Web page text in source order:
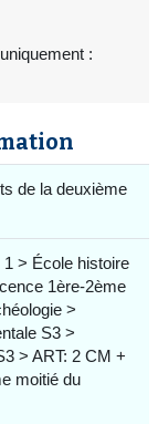
:
de la deuxième
> École histoire
1ère-2ème
>
S3 >
> ART: 2 CM +
moitié du